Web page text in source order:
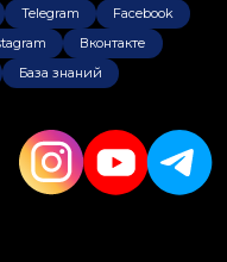
Telegram
Facebook
Вконтакте
База знаний